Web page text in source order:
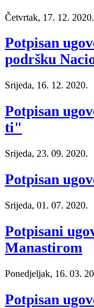
Četvrtak, 17. 12. 2020.
Potpisan
podršku
Srijeda, 16. 12. 2020.
Potpisan
ti"
Srijeda, 23. 09. 2020.
Potpisan
Srijeda, 01. 07. 2020.
Potpisani
Manastirom
Ponedjeljak, 16. 03.
Potpisan